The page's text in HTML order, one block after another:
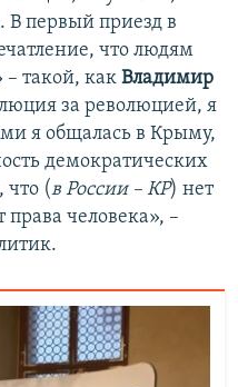
первый приезд в
что людям
такой, как Владимир
за революцией, я
я общалась в Крыму,
демократических
(в России – КР) нет
человека», –